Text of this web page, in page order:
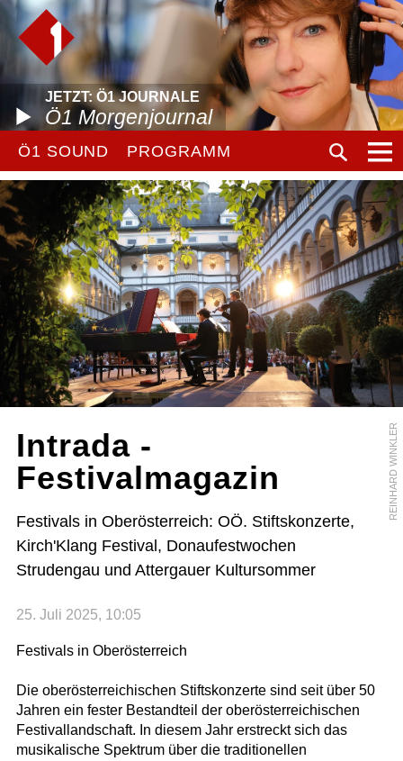
JETZT: Ö1 JOURNALE
Ö1 Morgenjournal
Ö1 SOUND PROGRAMM
REINHARD WINKLER
Intrada -
Festivalmagazin
Festivals in Oberösterreich: OÖ. Stiftskonzerte,
Kirch'Klang Festival, Donaufestwochen
Strudengau und Attergauer Kultursommer
25. Juli 2025, 10:05
Festivals in Oberösterreich
Die oberösterreichischen Stiftskonzerte sind seit über 50
Jahren ein fester Bestandteil der oberösterreichischen
Festivallandschaft. In diesem Jahr erstreckt sich das
musikalische Spektrum über die traditionellen